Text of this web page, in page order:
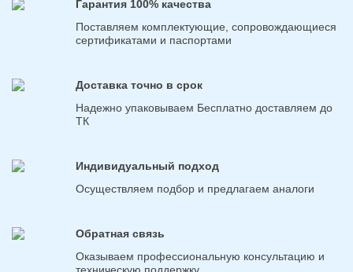
Гарантия 100% качества
Поставляем комплектующие, сопровождающиеся
сертификатами и паспортами
Доставка точно в срок
Надежно упаковываем Бесплатно доставляем до
ТК
Индивидуальный подход
Осуществляем подбор и предлагаем аналоги
Обратная связь
Оказываем профессиональную консультацию и